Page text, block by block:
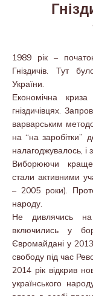
1989 рік –
Гніздичів. Тут
України.
Економічна
гніздичівцях.
варварським
на “на заробітки”
налагоджувалось, і
Виборюючи краще
стали активними
– 2005 роки).
народу.
Не дивлячись на
включились у
Євромайдані у
свободу під час
2014 рік відкрив
українського